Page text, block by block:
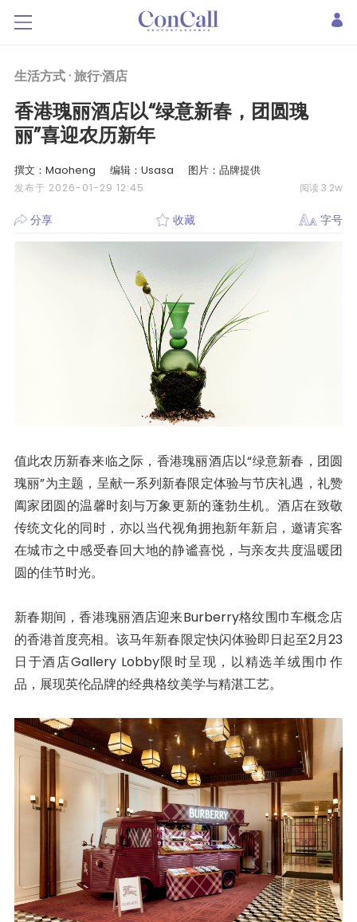
生活方式 ·旅行·酒店
香港瑰丽酒店以“绿意新春，团圆瑰
丽”喜迎农历新年
撰文：Maoheng 编辑：Usasa 图片：品牌提供
发布于 2026-01-29 12:45 阅读 3.2w
分享 收藏 字号
值此农历新春来临之际，香港瑰丽酒店以“绿意新春，团圆
瑰丽”为主题，呈献一系列新春限定体验与节庆礼遇，礼赞
阖家团圆的温馨时刻与万象更新的蓬勃生机。酒店在致敬
传统文化的同时，亦以当代视角拥抱新年新启，邀请宾客
在城市之中感受春回大地的静谧喜悦，与亲友共度温暖团
圆的佳节时光。
新春期间，香港瑰丽酒店迎来Burberry格纹围巾车概念店
的香港首度亮相。该马年新春限定快闪体验即日起至2月23
日于酒店Gallery Lobby限时呈现，以精选羊绒围巾作
品，展现英伦品牌的经典格纹美学与精湛工艺。